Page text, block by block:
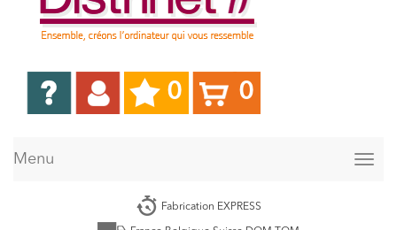
0 0
Menu
Fabrication EXPRESS